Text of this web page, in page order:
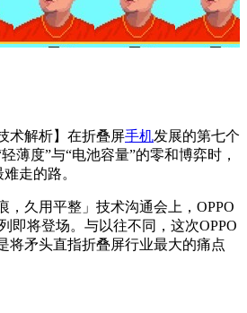
术解析】在折叠屏手机发展的第七个
轻薄度”与“电池容量”的零和博弈时，
走的路。
，久用平整」技术沟通会上， OPPO
即将登场。与以往不同，这次OPPO
将矛头直指折叠屏行业最大的痛点